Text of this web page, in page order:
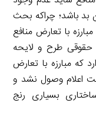
بد باشد؛ چراکه بحث
با تعارض منافع
حقوقی طرح و لایحه
که مبارزه با تعارض
اعلام وصول نشد و
بسیاری رنج